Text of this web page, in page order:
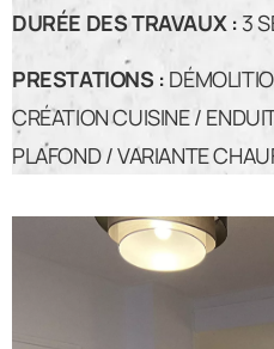
DURÉE DES TRAVAUX : 3
PRESTATIONS :
CRÉATION CUISINE /
PLAFOND / VARIANTE